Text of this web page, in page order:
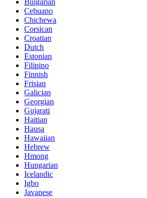
Cebuano
Chichewa
Corsican
Croatian
Dutch
Estonian
Filipino
Finnish
Frisian
Galician
Georgian
Gujarati
Haitian
Hausa
Hawaiian
Hebrew
Hmong
Hungarian
Icelandic
Igbo
Javanese